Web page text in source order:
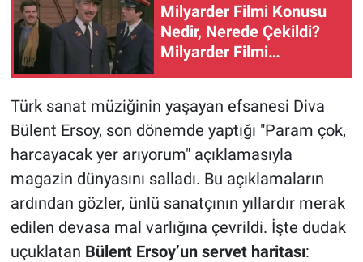
Milyarder Filmi Konusu
Nedir, Nerede Çekildi?
Milyarder Filmi
Türk sanat müziğinin yaşayan efsanesi Diva
Bülent Ersoy, son dönemde yaptığı "Param çok,
harcayacak yer arıyorum" açıklamasıyla
magazin dünyasını salladı. Bu açıklamaların
ardından gözler, ünlü sanatçının yıllardır merak
edilen devasa mal varlığına çevrildi. İşte dudak
uçuklatan Bülent Ersoy’un servet haritası: